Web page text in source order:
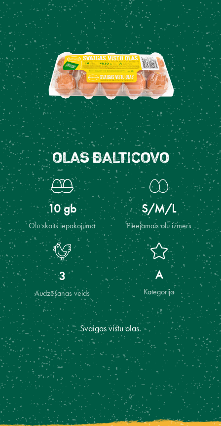
OLAS BALTICOVO
10 gb
Olu skaits iepakojumā
S/M/L
Pieejamais olu izmērs
3
Audzēšanas veids
A
Kategorija
Svaigas vistu olas.